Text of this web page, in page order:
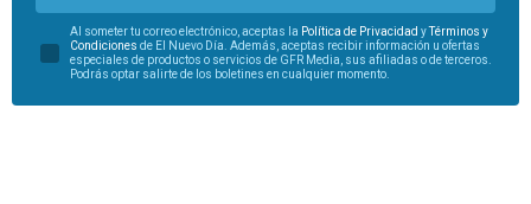
Al someter tu correo electrónico, aceptas la Política de Privacidad yTérminos y
Condiciones de El Nuevo Día. Además, aceptas recibir información u ofertas
especiales de productos o servicios de GFR Media, sus afiliadas o de terceros.
Podrás optar salirte de los boletines en cualquier momento.